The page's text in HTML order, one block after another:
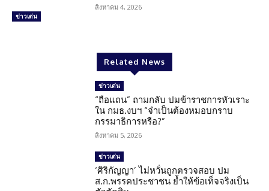
ข่าวเด่น
สิงหาคม 4, 2026
Related News
ข่าวเด่น
“ถือแถน” ถามกลับ ปมข้าราชการหัวเราะ
ใน กมธ.งบฯ “จำเป็นต้องหมอบกราบ
กรรมาธิการหรือ?”
สิงหาคม 5, 2026
ข่าวเด่น
‘ศิริกัญญา’ ไม่หวั่นถูกตรวจสอบ ปม
ส.ก.พรรคประชาชน ย้ำให้ข้อเท็จจริงเป็น